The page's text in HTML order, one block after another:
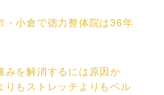
・小倉で徳力整体院は36年
みを解消するには原因か
りもストレッチよりもベル